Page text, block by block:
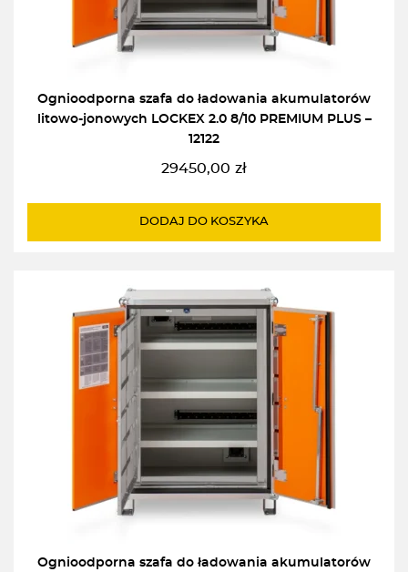
Ognioodporna szafa do ładowania akumulatorów
litowo-jonowych LOCKEX 2.0 8/10 PREMIUM PLUS –
12122
29450,00 zł
DODAJ DO KOSZYKA
Ognioodporna szafa do ładowania akumulatorów